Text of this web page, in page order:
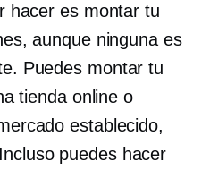
hacer es montar tu
aunque ninguna es
Puedes montar tu
tienda online o
establecido,
puedes hacer